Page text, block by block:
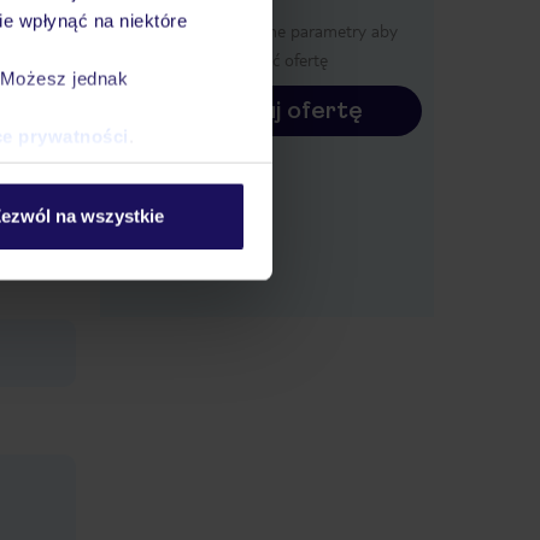
wpłynąć na niektóre
jednak
prywatności
na wszystkie
Określ poszczególne parametry aby
wyświetlić ofertę
Konfiguruj ofertę